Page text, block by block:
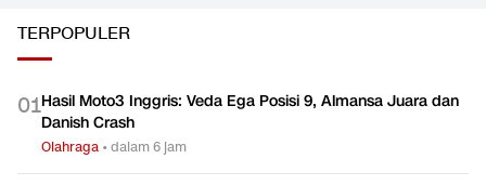
TERPOPULER
01Hasil Moto3 Inggris: Veda Ega Posisi 9, Almansa Juara dan
Danish Crash
Olahraga •dalam 6 jam